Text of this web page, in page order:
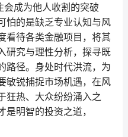
会成为他人收割的突破
怕的是缺乏专业认知与风
看待各类金融项目，将其
研究与理性分析，探寻既
路径。身处时代洪流，为
敏锐捕捉市场机遇，在风
狂热、大众纷纷涌入之
明智的投资之道，